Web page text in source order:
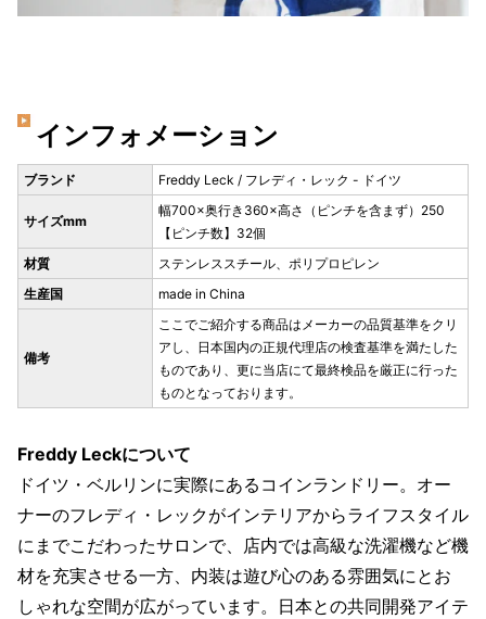
インフォメーション
ブランド Freddy Leck / フレディ・レック - ドイツ
サイズmm
幅700×奥行き360×高さ（ピンチを含まず）250
【ピンチ数】32個
材質
ステンレススチール、ポリプロピレン
生産国
made in China
備考
ここでご紹介する商品はメーカーの品質基準をクリ
アし、日本国内の正規代理店の検査基準を満たした
ものであり、更に当店にて最終検品を厳正に行った
ものとなっております。
Freddy Leckについて
ドイツ・ベルリンに実際にあるコインランドリー。オー
ナーのフレディ・レックがインテリアからライフスタイル
にまでこだわったサロンで、店内では高級な洗濯機など機
材を充実させる一方、内装は遊び心のある雰囲気にとお
しゃれな空間が広がっています。日本との共同開発アイテ